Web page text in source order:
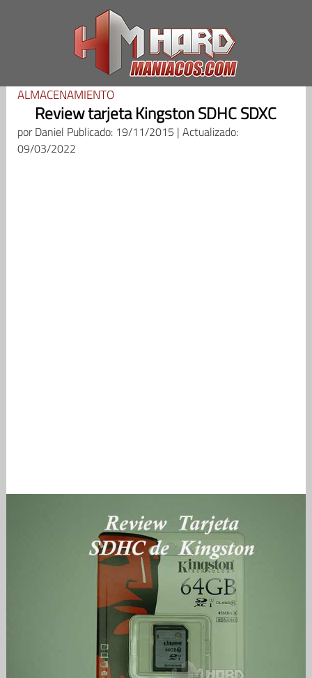
ALMACENAMIENTO
Review tarjeta Kingston SDHC SDXC
porDaniel Publicado: 19/11/2015 | Actualizado:
09/03/2022